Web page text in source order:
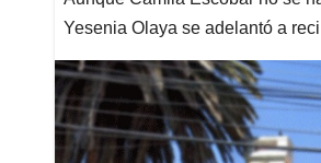
Yesenia Olaya se adelantó a